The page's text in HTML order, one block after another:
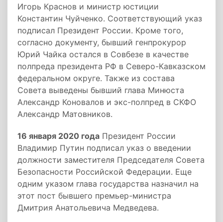
Игорь Краснов и министр юстиции
Константин Чуйченко. Соответствующий указ
подписал Президент России. Кроме того,
согласно документу, бывший генпрокурор
Юрий Чайка остался в Совбезе в качестве
полпреда президента РФ в Северо-Кавказском
федеральном округе. Также из состава
Совета выведены бывший глава Минюста
Александр Коновалов и экс-полпред в СКФО
Александр Матовников.
16 января 2020 года Президент России
Владимир Путин подписал указ о введении
должности заместителя Председателя Совета
Безопасности Российской Федерации. Еще
одним указом глава государства назначил на
этот пост бывшего премьер-министра
Дмитрия Анатольевича Медведева.